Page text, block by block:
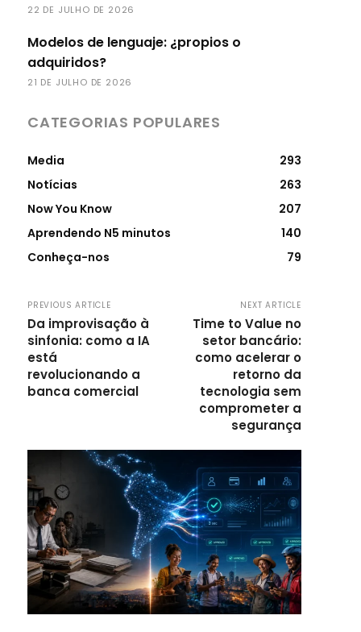
22 DE JULHO DE 2026
Modelos de lenguaje: ¿propios o
adquiridos?
21 DE JULHO DE 2026
CATEGORIAS POPULARES
Media
293
Notícias
263
Now You Know
207
Aprendendo N5 minutos
140
Conheça-nos
79
PREVIOUS ARTICLE
Da improvisação à
sinfonia: como a IA
está
revolucionando a
banca comercial
NEXT ARTICLE
Time to Value no
setor bancário:
como acelerar o
retorno da
tecnologia sem
comprometer a
segurança